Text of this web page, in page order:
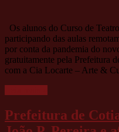
Os alunos do Curso de
participando das aulas
por conta da pandemia do
gratuitamente pela Prefeitura
com a Cia Locarte – Arte &
Prefeitura de